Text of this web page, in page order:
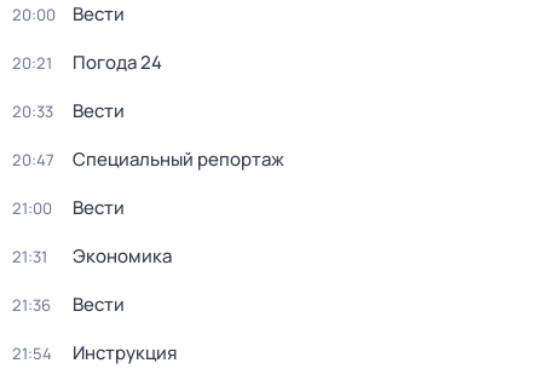
20:00 Вести
20:21 Погода 24
20:33 Вести
20:47 Специальный репортаж
21:00 Вести
21:31 Экономика
21:36 Вести
21:54 Инструкция